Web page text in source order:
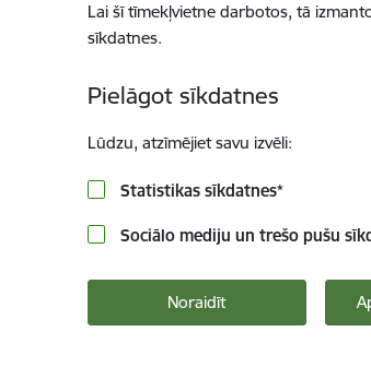
Lai šī tīmekļvietne darbotos, tā
sīkdatnes.
Pielāgot sīkdatnes
Lūdzu, atzīmējiet savu izvēli:
Statistikas sīkdatnes*
Sociālo mediju un trešo pušu
Noraidīt